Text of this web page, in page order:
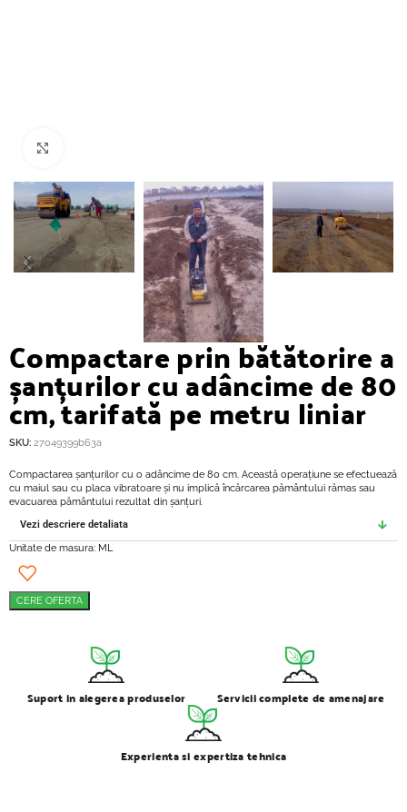
Compactare prin bătătorire a
șanțurilor cu adâncime de 80
cm, tarifată pe metru liniar
SKU: 27049399b63a
Compactarea șanțurilor cu o adâncime de 80 cm. Această operațiune se efectuează
cu maiul sau cu placa vibratoare și nu implică încărcarea pământului rămas sau
evacuarea pământului rezultat din șanțuri.
Vezi descriere detaliata
Unitate de masura: ML
CERE OFERTA
Suport in alegerea produselor Servicii complete de amenajare
Experienta si expertiza tehnica